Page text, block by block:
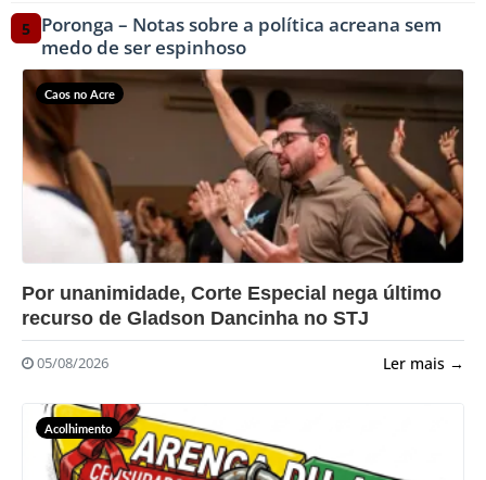
5 Poronga – Notas sobre a política acreana sem
medo de ser espinhoso
Caos no Acre
?>
Por unanimidade, Corte Especial nega último
recurso de Gladson Dancinha no STJ
05/08/2026 Ler mais →
Acolhimento